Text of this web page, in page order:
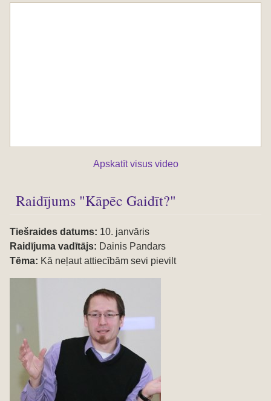
Apskatīt visus video
Raidījums "Kāpēc Gaidīt?"
Tiešraides datums: 10. janvāris
Raidījuma vadītājs: Dainis Pandars
Tēma: Kā neļaut attiecībām sevi pievilt